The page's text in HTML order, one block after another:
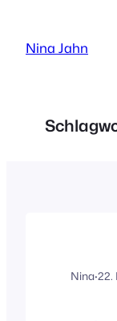
springen
Nina Jahn
Nina·22.